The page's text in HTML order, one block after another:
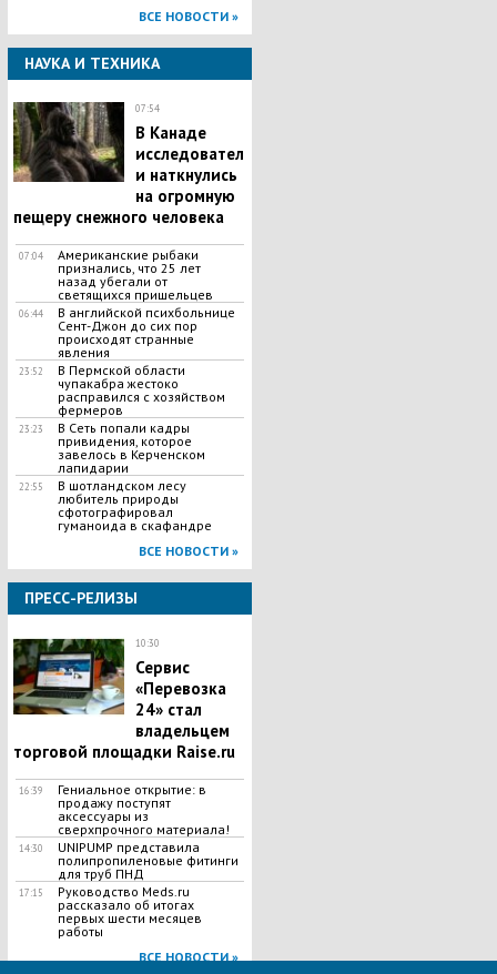
ВСЕ НОВОСТИ »
НАУКА И ТЕХНИКА
07:54
В Канаде
исследовател
и наткнулись
на огромную
пещеру снежного человека
07:04
Американские рыбаки
признались, что 25 лет
назад убегали от
светящихся пришельцев
06:44
В английской психбольнице
Сент-Джон до сих пор
происходят странные
явления
23:52
В Пермской области
чупакабра жестоко
расправился с хозяйством
фермеров
23:23
В Сеть попали кадры
привидения, которое
завелось в Керченском
лапидарии
22:55
В шотландском лесу
любитель природы
сфотографировал
гуманоида в скафандре
ВСЕ НОВОСТИ »
ПРЕСС-РЕЛИЗЫ
10:30
Сервис
«Перевозка
24» стал
владельцем
торговой площадки Raise.ru
16:39
Гениальное открытие: в
продажу поступят
аксессуары из
сверхпрочного материала!
14:30
UNIPUMP представила
полипропиленовые фитинги
для труб ПНД
17:15
Руководство Meds.ru
рассказало об итогах
первых шести месяцев
работы
ВСЕ НОВОСТИ »